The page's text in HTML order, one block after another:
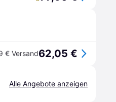
€ Versand62,05 €
Alle Angebote anzeigen